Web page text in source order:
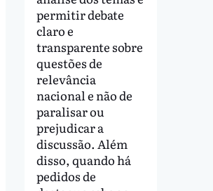
permitir debate
claro e
transparente sobre
questões de
relevância
nacional e não de
paralisar ou
prejudicar a
discussão. Além
disso, quando há
pedidos de